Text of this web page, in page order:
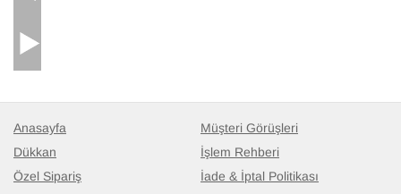
Anasayfa
Dükkan
Özel Sipariş
Müşteri Görüşleri
İşlem Rehberi
İade & İptal Politikası